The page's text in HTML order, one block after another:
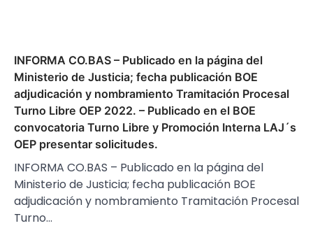
INFORMA CO.BAS – Publicado en la página del
Ministerio de Justicia; fecha publicación BOE
adjudicación y nombramiento Tramitación Procesal
Turno Libre OEP 2022. – Publicado en el BOE
convocatoria Turno Libre y Promoción Interna LAJ´s
OEP presentar solicitudes.
INFORMA CO.BAS – Publicado en la página del
Ministerio de Justicia; fecha publicación BOE
adjudicación y nombramiento Tramitación Procesal
Turno…